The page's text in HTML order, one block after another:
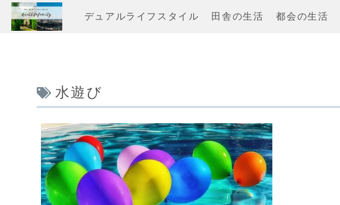
デュアルライフスタイル 田舎の生活 都会の生活
水遊び